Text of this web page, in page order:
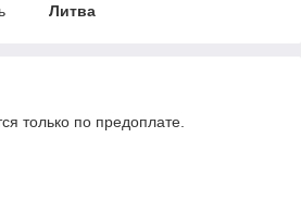
Литва
только по предоплате.